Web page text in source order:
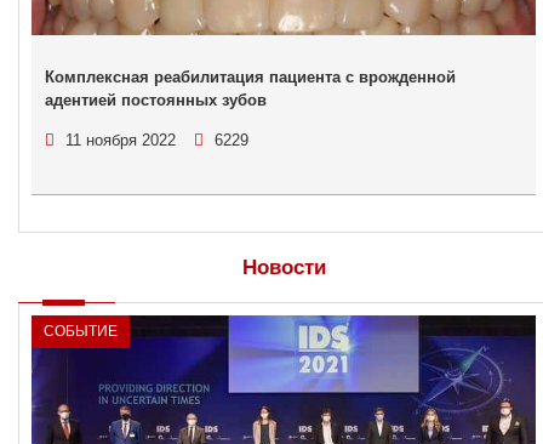
Комплексная реабилитация пациента с врожденной
адентией постоянных зубов
11 ноября 2022 6229
Новости
СОБЫТИЕ